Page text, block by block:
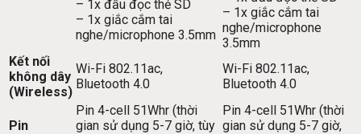
– 1x đầu đọc thẻ SD
– 1x giắc cắm tai
nghe/microphone 3.5mm
– 1x giắc cắm tai
nghe/microphone
3.5mm
Kết nối
không dây
(Wireless)
Wi-Fi 802.11ac,
Bluetooth 4.0
Wi-Fi 802.11ac,
Bluetooth 4.0
Pin
Pin 4-cell 51Whr (thời
gian sử dụng 5-7 giờ, tùy
Pin 4-cell 51Whr (thời
gian sử dụng 5-7 giờ,